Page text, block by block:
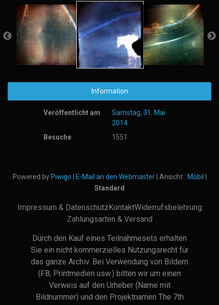
Information
Veröffentlicht am
Samstag, 31. Mai
2014
Besuche
1551
Powered by Piwigo E-Mail an den Webmaster| Ansicht : Mobil
Standard
Impressum & DatenschutzKontaktWiderrufsbelehrung
Zahlungsarten & Versand
Durch den Kauf eines Teilnahmesets erhalten
Sie ein nicht kommerzielles Nutzungsrecht für
das ganze Archiv. Bei Verwendung von Bildern
(FB, Printmedien usw.) bitten wir um einen
Verweis auf den Urheber (Name mit
Bildnummer) und den Projektnamen The 7th